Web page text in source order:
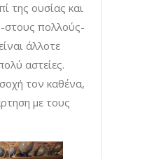
της ουσίας και
-στους πολλούς-
άλλοτε
αστείες.
τον καθένα,
με τους